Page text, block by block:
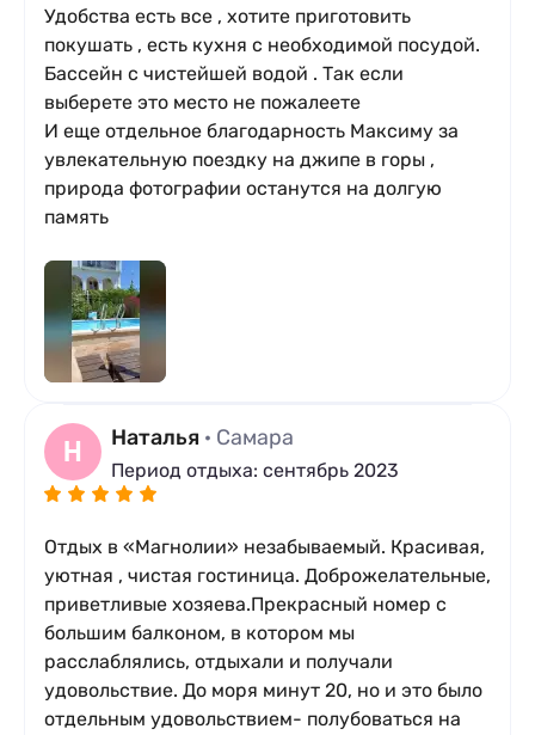
Удобства есть все , хотите приготовить
покушать , есть кухня с необходимой посудой.
Бассейн с чистейшей водой . Так если
выберете это место не пожалеете
И еще отдельное благодарность Максиму за
увлекательную поездку на джипе в горы ,
природа фотографии останутся на долгую
память
Н Наталья · Самара
Период отдыха: сентябрь 2023
Отдых в «Магнолии» незабываемый. Красивая,
уютная , чистая гостиница. Доброжелательные,
приветливые хозяева.Прекрасный номер с
большим балконом, в котором мы
расслаблялись, отдыхали и получали
удовольствие. До моря минут 20, но и это было
отдельным удовольствием- полубоваться на